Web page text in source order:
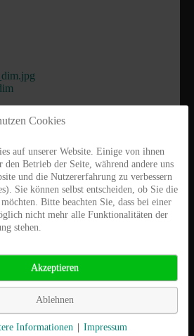
und
auch
-
- bei
Cookies
auf unserer Website. Einige von ihnen
den Betrieb der Seite, während andere uns
und die Nutzererfahrung zu verbessern
Sie können selbst entscheiden, ob Sie die
Bitte beachten Sie, dass bei einer
nicht mehr alle Funktionalitäten der
stehen.
Akzeptieren
Ablehnen
Informationen Impressum